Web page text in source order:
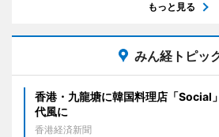
もっと見る
みん経トピッ
香港・九龍塘に韓国料理店「
代風に
香港経済新聞